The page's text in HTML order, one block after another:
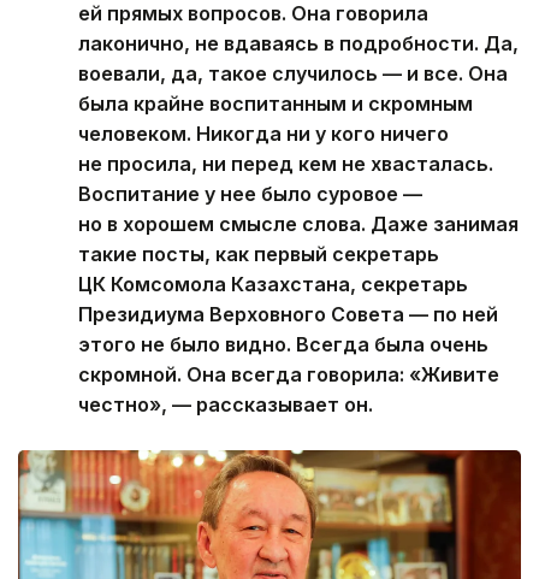
ей прямых вопросов. Она говорила
лаконично, не вдаваясь в подробности. Да,
воевали, да, такое случилось — и все. Она
была крайне воспитанным и скромным
человеком. Никогда ни у кого ничего
не просила, ни перед кем не хвасталась.
Воспитание у нее было суровое —
но в хорошем смысле слова. Даже занимая
такие посты, как первый секретарь
ЦК Комсомола Казахстана, секретарь
Президиума Верховного Совета — по ней
этого не было видно. Всегда была очень
скромной. Она всегда говорила: «Живите
честно», — рассказывает он.